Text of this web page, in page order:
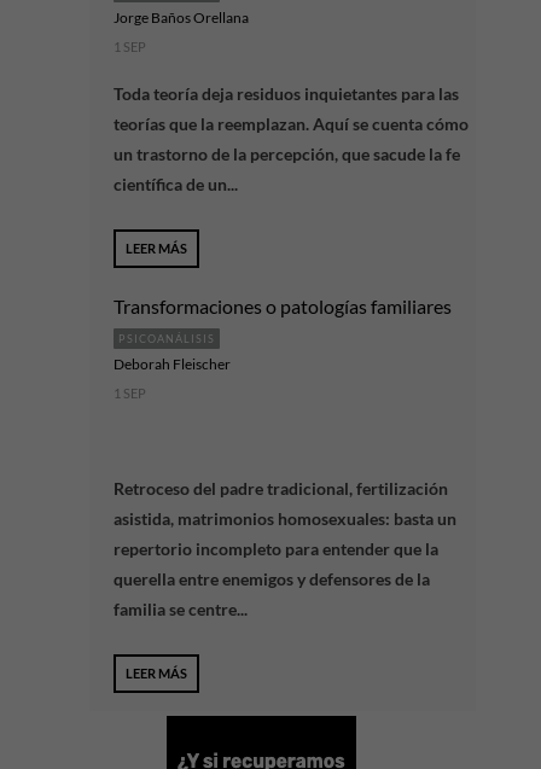
Jorge Baños Orellana
1 SEP
Toda teoría deja residuos inquietantes para las
teorías que la reemplazan. Aquí se cuenta cómo
un trastorno de la percepción, que sacude la fe
científica de un...
LEER MÁS
Transformaciones o patologías familiares
PSICOANÁLISIS
Deborah Fleischer
1 SEP
Retroceso del padre tradicional, fertilización
asistida, matrimonios homosexuales: basta un
repertorio incompleto para entender que la
querella entre enemigos y defensores de la
familia se centre...
LEER MÁS